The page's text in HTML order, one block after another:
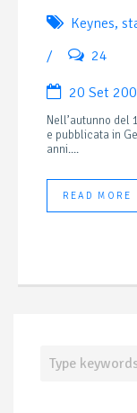
Keynes,
/
24
20 Set
Nell’autunno del
e pubblicata in
anni....
READ MORE